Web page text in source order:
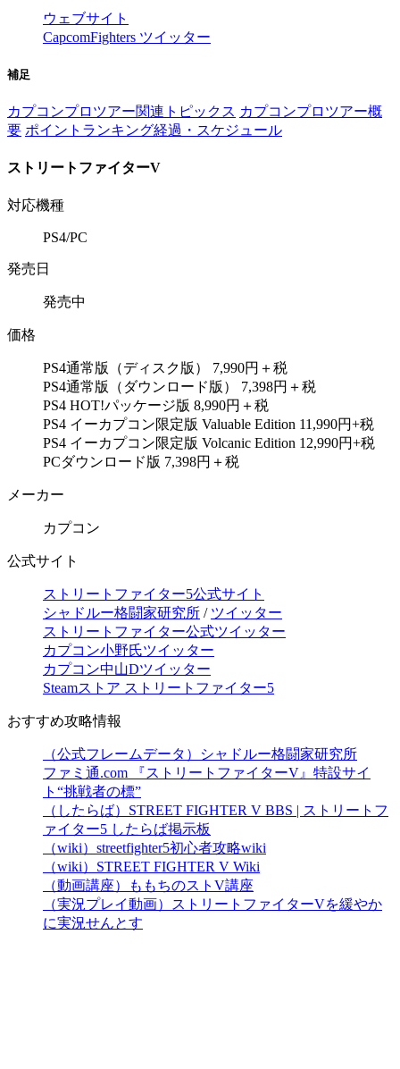
ウェブサイト
CapcomFighters ツイッター
補足
カプコンプロツアー関連トピックス カプコンプロツアー概
要 ポイントランキング経過・スケジュール
ストリートファイターV
対応機種
PS4/PC
発売日
発売中
価格
PS4通常版（ディスク版） 7,990円＋税
PS4通常版（ダウンロード版） 7,398円＋税
PS4 HOT!パッケージ版 8,990円＋税
PS4 イーカプコン限定版 Valuable Edition 11,990円+税
PS4 イーカプコン限定版 Volcanic Edition 12,990円+税
PCダウンロード版 7,398円＋税
メーカー
カプコン
公式サイト
ストリートファイター5公式サイト
シャドルー格闘家研究所 / ツイッター
ストリートファイター公式ツイッター
カプコン小野氏ツイッター
カプコン中山Dツイッター
Steamストア ストリートファイター5
おすすめ攻略情報
（公式フレームデータ）シャドルー格闘家研究所
ファミ通.com 『ストリートファイターV』特設サイ
ト“挑戦者の標”
（したらば）STREET FIGHTER V BBS | ストリートフ
ァイター5 したらば掲示板
（wiki）streetfighter5初心者攻略wiki
（wiki）STREET FIGHTER V Wiki
（動画講座）ももちのストV講座
（実況プレイ動画）ストリートファイターVを緩やか
に実況せんとす